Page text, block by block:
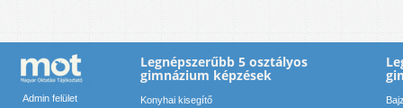
Admin felület
Legnépszerűbb 5 osztályos
gimnázium képzések
Konyhai kisegítő